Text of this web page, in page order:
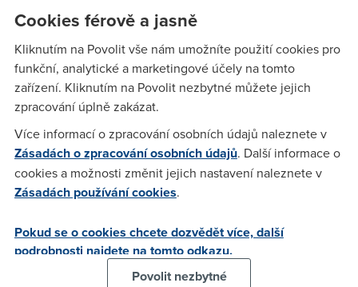
v jednom předchozím tématu jsem rozvinul debatu s aiaxem
ohledně viny či neviny telecomu nebo státu
estebe(1.10.2004 10:54:25)
omlouvám se musím doplnit: muj názor je takový že telecom
se chová jako akciovka> tudíž musí vytvářet zisk, je potom
na akcionářích, kteří dosazují vedení, aby šel telecom tam
kam chtějí, z toho důvodu mi strategie a útoky p. Mlynáře
bude chovat tak aby měl co největší zisky a státu to nevadí,
protože ho potřebuje prodat, čekám na vaše reakce díky
Cookies férově a jasně
Kliknutím na Povolit vše nám umožníte použití cookies pro
funkční, analytické a marketingové účely na tomto
zařízení. Kliknutím na Povolit nezbytné můžete jejich
zpracování úplně zakázat.
Více informací o zpracování osobních údajů naleznete v
Zásadách o zpracování osobních údajů. Další informace o
cookies a možnosti změnit jejich nastavení naleznete v
Zásadách používání cookies.
Pokud se o cookies chcete dozvědět více, další
podrobnosti najdete na tomto odkazu.
Povolit nezbytné